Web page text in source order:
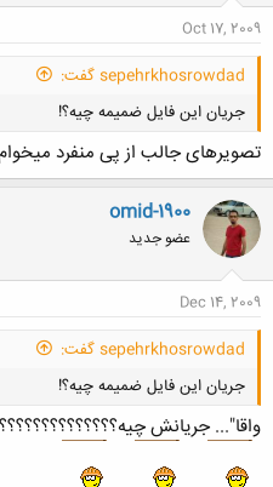
Oct 17, 2009
sepehrkhosrowdad گفت:
جریان این فایل ضمیمه چیه؟!
تصویرهای جالب از پی منفرد
omid-1900
عضو جدید
Dec 14, 2009
sepehrkhosrowdad گفت:
جریان این فایل ضمیمه چیه؟!
واقا"... جریانش